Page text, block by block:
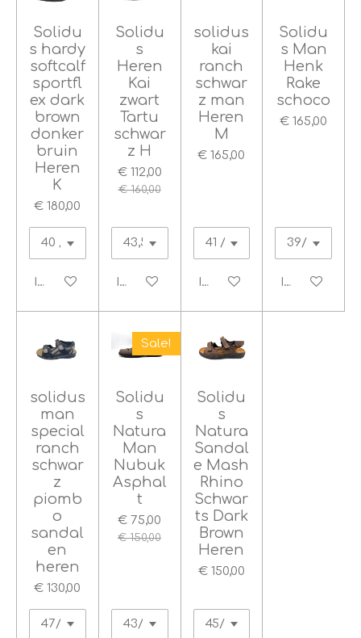
Solidu
s hardy
softcalf
sportfl
ex dark
brown
donker
bruin
Heren
K
€ 180,00
In winkelwagen
Solidu
s
Heren
Kai
zwart
Tartu
schwar
z H
€ 112,00
€ 160,00
In winkelwagen
solidus
kai
ranch
schwar
z man
Heren
M
€ 165,00
In winkelwagen
Solidu
s Man
Henk
Rake
schoco
€ 165,00
In
solidus
man
special
ranch
schwar
z
piomb
o
sandal
en
heren
€ 130,00
Sale!
Solidu
s
Natura
Man
Nubuk
Asphal
t
€ 75,00
€ 150,00
Solidu
s
Natura
Sandal
e Mash
Rhino
Schwar
ts Dark
Brown
Heren
€ 150,00